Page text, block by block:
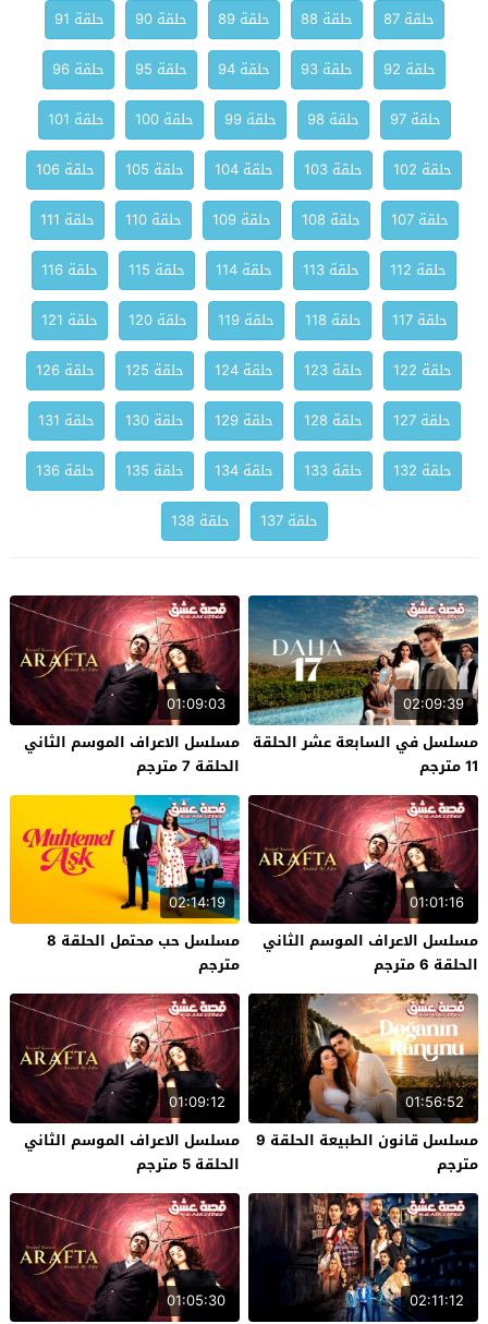
حلقة 87 حلقة 88 حلقة 89 حلقة 90
حلقة 91
حلقة 92
حلقة 93 حلقة 94 حلقة 95
حلقة 96
حلقة 97
حلقة 98 حلقة 99 حلقة 100
حلقة 101
حلقة 102
حلقة 103 حلقة 104 حلقة 105
حلقة 106
حلقة 107
حلقة 108 حلقة 109 حلقة 110
حلقة 111
حلقة 112
حلقة 113 حلقة 114 حلقة 115
حلقة 116
حلقة 117
حلقة 118 حلقة 119 حلقة 120
حلقة 121
حلقة 122
حلقة 123 حلقة 124 حلقة 125
حلقة 126
حلقة 127
حلقة 128 حلقة 129 حلقة 130
حلقة 131
حلقة 132
حلقة 133 حلقة 134 حلقة 135
حلقة 136
حلقة 137
حلقة 138
02:09:39
مسلسل في السابعة عشر الحلقة
11 مترجم
01:09:03
مسلسل الاعراف الموسم الثاني
الحلقة 7 مترجم
01:01:16
مسلسل الاعراف الموسم الثاني
الحلقة 6 مترجم
02:14:19
مسلسل حب محتمل الحلقة 8
مترجم
01:56:52
مسلسل قانون الطبيعة الحلقة 9
مترجم
01:09:12
مسلسل الاعراف الموسم الثاني
الحلقة 5 مترجم
02:11:12
01:05:30